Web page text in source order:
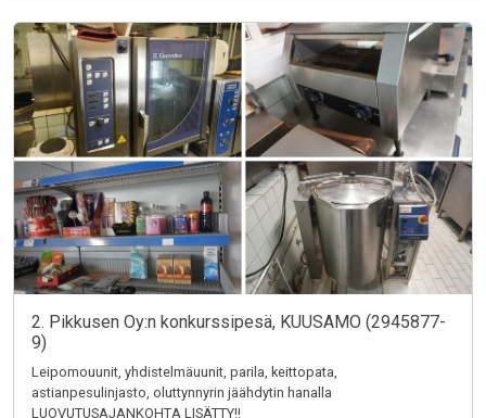
2. Pikkusen Oy:n konkurssipesä, KUUSAMO (2945877-
9)
Leipomouunit, yhdistelmäuunit, parila, keittopata,
astianpesulinjasto, oluttynnyrin jäähdytin hanalla
LUOVUTUSAJANKOHTA LISÄTTY!!